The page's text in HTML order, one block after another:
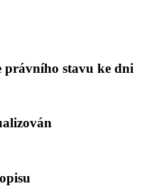
právního stavu ke dni